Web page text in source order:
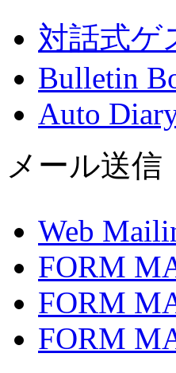
対話式ゲ
Bulletin
Auto
メール送信
Web
FORM
FORM
FORM